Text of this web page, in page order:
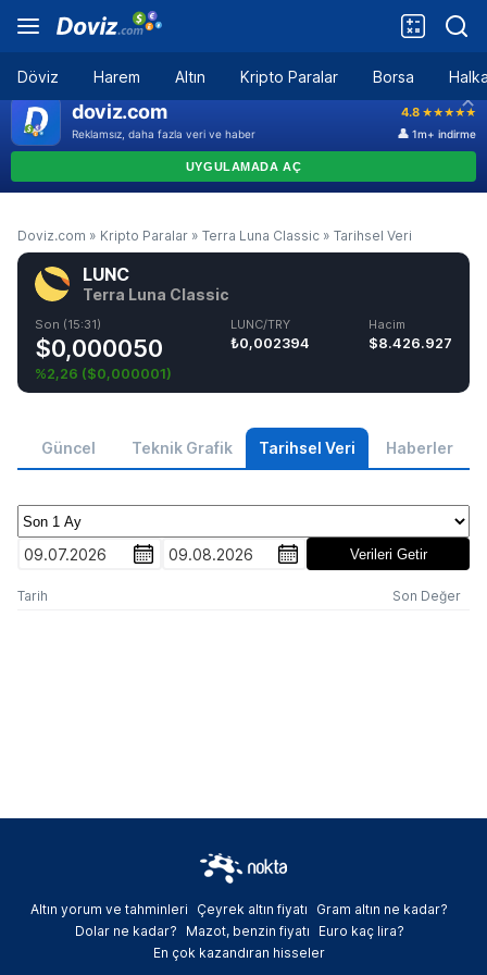
Döviz Harem Altın Kripto Paralar Borsa
Doviz.com » Kripto Paralar » Terra Luna Classic » Tarihsel Veri
LUNC
Terra Luna Classic
Son (15:31)
$0,000050
%2,26 ($0,000001)
LUNC/TRY
₺0,002394
Hacim
$8.426.927
Güncel Teknik Grafik Tarihsel Veri Haberler
09.07.2026 09.08.2026 Verileri Getir
Tarih Son Değer
Altın yorum ve tahminleri Çeyrek altın fiyatı
Gram altın ne kadar?
Dolar ne kadar?
Mazot, benzin fiyatı
Euro kaç lira?
En çok kazandıran hisseler